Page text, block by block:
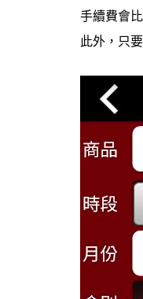
手續費會
此外，只